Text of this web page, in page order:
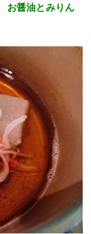
お醤油とみりん